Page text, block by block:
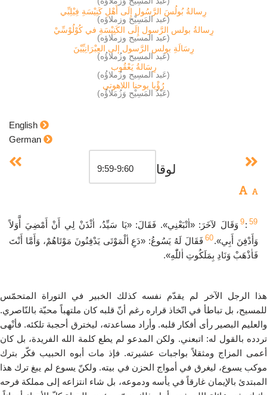
رِسالةُ بُولُسَ الرَّسُول إِلَى أَهْلِ كَنِيْسَةِ فِيْلِبِّي
(عبد المَسِيْح وزملاؤه)
رِسالةُ بولس الرَّسول إِلَى الكَنِيْسَةِ في كُوْلُوْسِّيْ
(عبد المسيح وزملاؤه)
رِسَالَةِ بولس الرَّسول إلى العِبْرَانِيِّيْنَ
(عَبد المسِيح وزُملاؤُه)
رِسَالةُ يَعْقُوب
(عَبد المسِيح وزُملاؤُه)
رُؤْيا يوحنا اللاهوتي
(عَبْدُ المَسِيْح وَزُمَلاؤُه)
English
German
لوقا
9: 59
وَقَالَ لآخَرَ: «اٰتْبَعْنِي». فَقَالَ: «يَا سَيِّدُ، اٰئْذَنْ لِي أَنْ أَمْضِيَ أَّوَلاً
وَأَدْفِنَ أَبِي».60 فَقَالَ لَهُ يَسُوعُ: «دَعِ اٰلْمَوْتَى يَدْفِنُونَ مَوْتَاهُمْ، وَأَمَّا أَنْتَ
فَاٰذْهَبْ وَنَادِ بِمَلَكُوتِ اٰللّٰهِ».
هذا الرجل الآخر لم يقدّم نفسه كذلك الخبير في التوراة المتحمّس
للمسيح، بل تباطأ في اتّخاذ قراره رغم أنّ قلبه كان ملتهباً محبّة بالنّاصري.
والعليم البصير رأى أفكار قلبه. وأراد مساعدته، ليخترق أحجبة تلكئه. فأنْهى
تردده بالقول له: اتبعني. ولكن المدعو لم يطع كلمة الله الفريدة، بل كان
أعمى المزاج ومثقلاً بواجبات عشيرته. فإذ مات أبوه الحبيب فكّر بترك
موكب يسوع، ليغرق في أمواج الحزن في بيته. ولكنّ يسوع لم يبغ ترك هذا
المبتدئ بالإيمان غارقاً في يأسه ودموعه، بل شاء انتزاعه إلى مملكة فرحه